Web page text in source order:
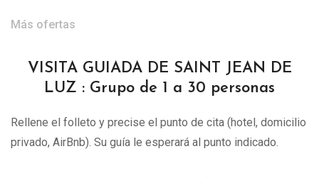
Más ofertas
VISITA GUIADA DE SAINT JEAN DE
LUZ : Grupo de 1 a 30 personas
Rellene el folleto y precise el punto de cita (hotel, domicilio
privado, AirBnb). Su guía le esperará al punto indicado.